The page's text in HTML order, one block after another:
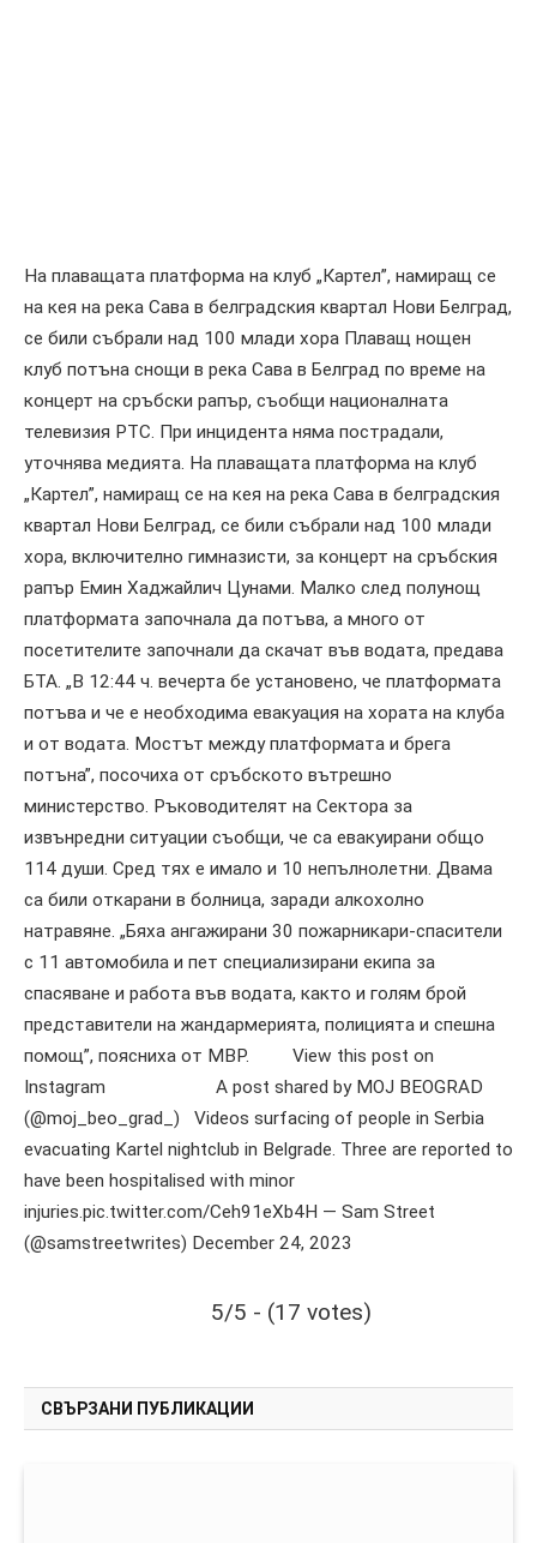
На плаващата платформа на клуб „Картел”, намиращ се
на кея на река Сава в белградския квартал Нови Белград,
се били събрали над 100 млади хора Плаващ нощен
клуб потъна снощи в река Сава в Белград по време на
концерт на сръбски рапър, съобщи националната
телевизия РТС. При инцидента няма пострадали,
уточнява медията. На плаващата платформа на клуб
„Картел”, намиращ се на кея на река Сава в белградския
квартал Нови Белград, се били събрали над 100 млади
хора, включително гимназисти, за концерт на сръбския
рапър Емин Хаджайлич Цунами. Малко след полунощ
платформата започнала да потъва, а много от
посетителите започнали да скачат във водата, предава
БТА. „В 12:44 ч. вечерта бе установено, че платформата
потъва и че е необходима евакуация на хората на клуба
и от водата. Мостът между платформата и брега
потъна”, посочиха от сръбското вътрешно
министерство. Ръководителят на Сектора за
извънредни ситуации съобщи, че са евакуирани общо
114 души. Сред тях е имало и 10 непълнолетни. Двама
са били откарани в болница, заради алкохолно
натравяне. „Бяха ангажирани 30 пожарникари-спасители
с 11 автомобила и пет специализирани екипа за
спасяване и работа във водата, както и голям брой
представители на жандармерията, полицията и спешна
помощ”, поясниха от МВР. View this post on
Instagram A post shared by MOJ BEOGRAD
(@moj_beo_grad_) Videos surfacing of people in Serbia
evacuating Kartel nightclub in Belgrade. Three are reported to
have been hospitalised with minor
injuries.pic.twitter.com/Ceh91eXb4H — Sam Street
(@samstreetwrites) December 24, 2023
5/5 - (17 votes)
СВЪРЗАНИ ПУБЛИКАЦИИ